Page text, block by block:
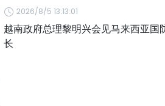
2026/8/5 13:13:01
越南政府总理黎明兴会见马来西亚国
长